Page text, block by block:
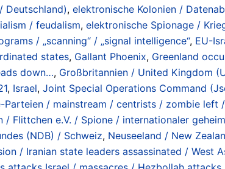
Deutschland), elektronische Kolonien /
/ feudalism, elektronische Spionage /
/ „scanning“ / „signal intelligence“, EU-
states, Gallant Phoenix, Greenland
down…, Großbritannien / United Kingdom
, Israel, Joint Special Operations Command
/ mainstream / centrists / zombie
/ Flittchen e.V. / Spione / internationaler
(NDB) / Schweiz, Neuseeland / New
/ Iranian state leaders assassinated / West